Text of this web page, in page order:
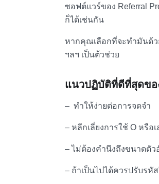
ซอฟต์แวร์ของ Referral
ก็ได้เช่นกัน
หากคุณเลือกที่จะทำมันด้ว
ฯลฯ เป็นต้วช่วย
แนวปฏิบัติที่ดีที่สุดขอ
– ทำให้ง่ายต่อการจดจำ
– หลีกเลี่ยงการใช้ O หรื
– ไม่ต้องคำนึงถึงขนาดตัว
– ถ้าเป็นไปได้ควรปรับรหั